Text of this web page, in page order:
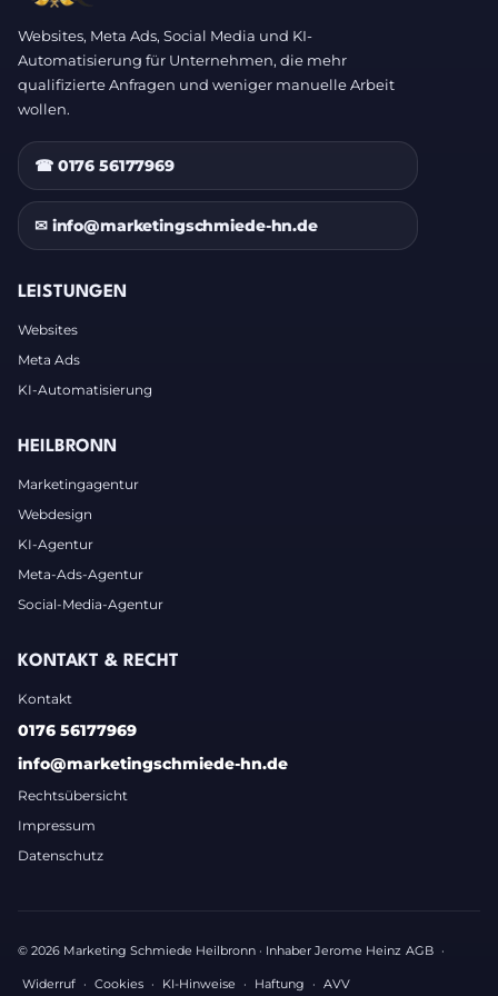
Websites, Meta Ads, Social Media und KI-
Automatisierung für Unternehmen, die mehr
qualifizierte Anfragen und weniger manuelle Arbeit
wollen.
☎ 0176 56177969
✉ info@marketingschmiede-hn.de
LEISTUNGEN
Websites
Meta Ads
KI-Automatisierung
HEILBRONN
Marketingagentur
Webdesign
KI-Agentur
Meta-Ads-Agentur
Social-Media-Agentur
KONTAKT & RECHT
Kontakt
0176 56177969
info@marketingschmiede-hn.de
Rechtsübersicht
Impressum
Datenschutz
© 2026 Marketing Schmiede Heilbronn · Inhaber Jerome Heinz AGB ·
Widerruf · Cookies · KI-Hinweise · Haftung · AVV